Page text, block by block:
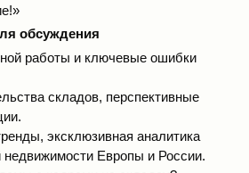
обсуждения
работы и ключевые ошибки
складов, перспективные
эксклюзивная аналитика
недвижимости Европы и России.